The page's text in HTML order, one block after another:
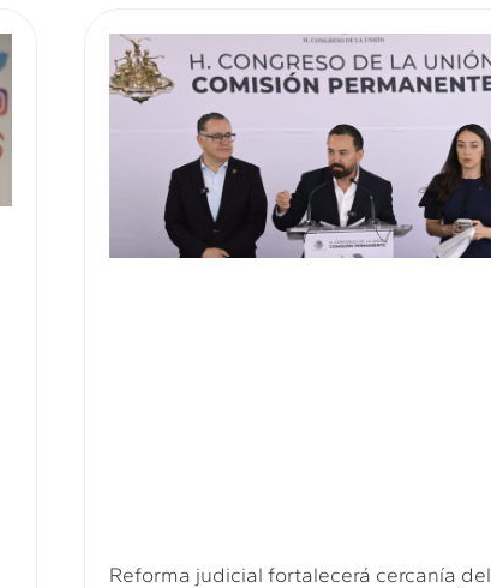
Reforma judicial fortalecerá cercanía del